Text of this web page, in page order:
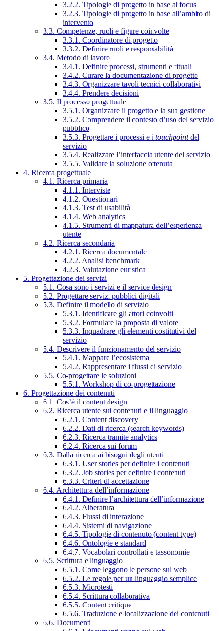
3.2.2. Tipologie di progetto in base al focus
3.2.3. Tipologie di progetto in base all’ambito di
intervento
3.3. Competenze, ruoli e figure coinvolte
3.3.1. Coordinatore di progetto
3.3.2. Definire ruoli e responsabilità
3.4. Metodo di lavoro
3.4.1. Definire processi, strumenti e rituali
3.4.2. Curare la documentazione di progetto
3.4.3. Organizzare tavoli tecnici collaborativi
3.4.4. Prendere decisioni
3.5. Il processo progettuale
3.5.1. Organizzare il progetto e la sua gestione
3.5.2. Comprendere il contesto d’uso del servizio
pubblico
3.5.3. Progettare i processi e i touchpointdel
servizio
3.5.4. Realizzare l’interfaccia utente del servizio
3.5.5. Validare la soluzione ottenuta
4. Ricerca progettuale
4.1. Ricerca primaria
4.1.1. Interviste
4.1.2. Questionari
4.1.3. Test di usabilità
4.1.4. Web analytics
4.1.5. Strumenti di mappatura dell’esperienza
utente
4.2. Ricerca secondaria
4.2.1. Ricerca documentale
4.2.2. Analisi benchmark
4.2.3. Valutazione euristica
5. Progettazione dei servizi
5.1. Cosa sono i servizi e il service design
5.2. Progettare servizi pubblici digitali
5.3. Definire il modello di servizio
5.3.1. Identificare gli attori coinvolti
5.3.2. Formulare la proposta di valore
5.3.3. Inquadrare gli elementi costitutivi del
servizio
5.4. Descrivere il funzionamento del servizio
5.4.1. Mappare l’ecosistema
5.4.2. Rappresentare i flussi di servizio
5.5. Co-progettare le soluzioni
5.5.1. Workshop di co-progettazione
6. Progettazione dei contenuti
6.1. Cos’è il content design
6.2. Ricerca utente sui contenuti e il linguaggio
6.2.1. Content discovery
6.2.2. Dati di ricerca (search keywords)
6.2.3. Ricerca tramite analytics
6.2.4. Ricerca sui forum
6.3. Dalla ricerca ai bisogni degli utenti
6.3.1. User stories per definire i contenuti
6.3.2. Job stories per definire i contenuti
6.3.3. Criteri di accettazione
6.4. Architettura dell’informazione
6.4.1. Definire l’architettura dell’informazione
6.4.2. Alberatura
6.4.3. Flussi di interazione
6.4.4. Sistemi di navigazione
6.4.5. Tipologie di contenuto (content type)
6.4.6. Ontologie e standard
6.4.7. Vocabolari controllati e tassonomie
6.5. Scrittura e linguaggio
6.5.1. Come leggono le persone sul web
6.5.2. Le regole per un linguaggio semplice
6.5.3. Microtesti
6.5.4. Scrittura collaborativa
6.5.5. Content critique
6.5.6. Traduzione e localizzazione dei contenuti
6.6. Documenti